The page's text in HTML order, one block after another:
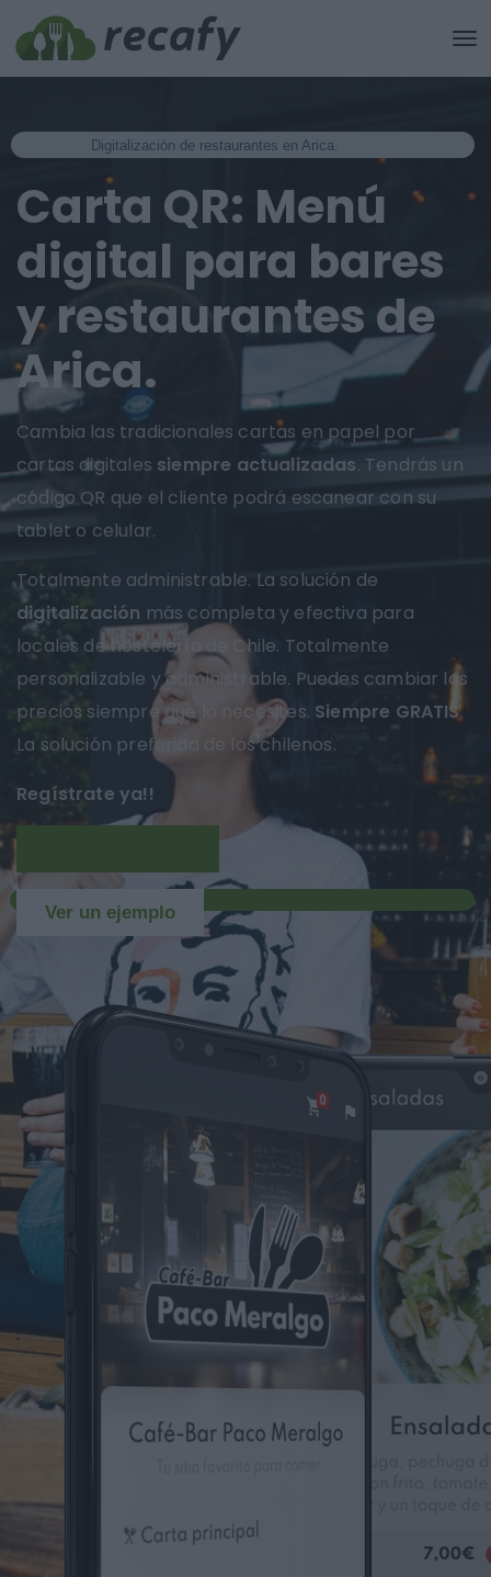
Digitalización de restaurantes en Arica.
Carta QR: Menú
digital para bares
y restaurantes de
Arica.
Cambia las tradicionales cartas en papel por
cartas digitales siempre actualizadas. Tendrás un
código QR que el cliente podrá escanear con su
tablet o celular.
Totalmente administrable. La solución de
digitalización más completa y efectiva para
locales de hostelería de Chile. Totalmente
personalizable y administrable. Puedes cambiar los
precios siempre que lo necesites. Siempre GRATIS.
La solución preferida de los chilenos.
Regístrate ya!!
Ver un ejemplo